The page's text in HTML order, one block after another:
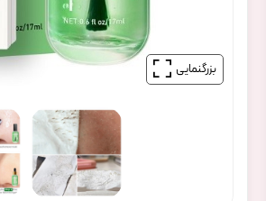
بزرگنمایی